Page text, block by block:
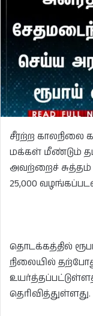
சீரற்ற
மக்கள் மீண்டும்
அவற்றைச் சுத்தம்
25,000
தொடக்கத்தில்
நிலையில்
தெரிவித்துள்ளது.